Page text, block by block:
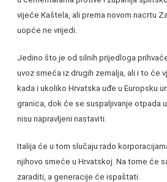
vijeće Kaštela, ali prema novom nacrtu
uopće ne vrijedi.
Jedino što je od silnih prijedloga
uvoz smeća iz drugih zemalja, ali i to će
kada i ukoliko Hrvatska uđe u Europsku
granica, dok će se suspaljivanje otpada
nisu napravljeni nastaviti.
Italija će u tom slučaju rado
njihovo smeće u Hrvatskoj. Na tome će
zaraditi, a generacije će ispaštati.